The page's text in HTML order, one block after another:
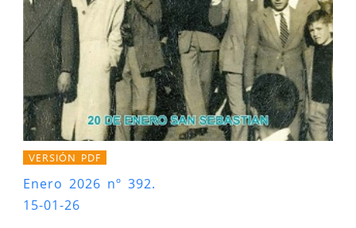
VERSIÓN PDF
Enero 2026 nº 392.
15-01-26